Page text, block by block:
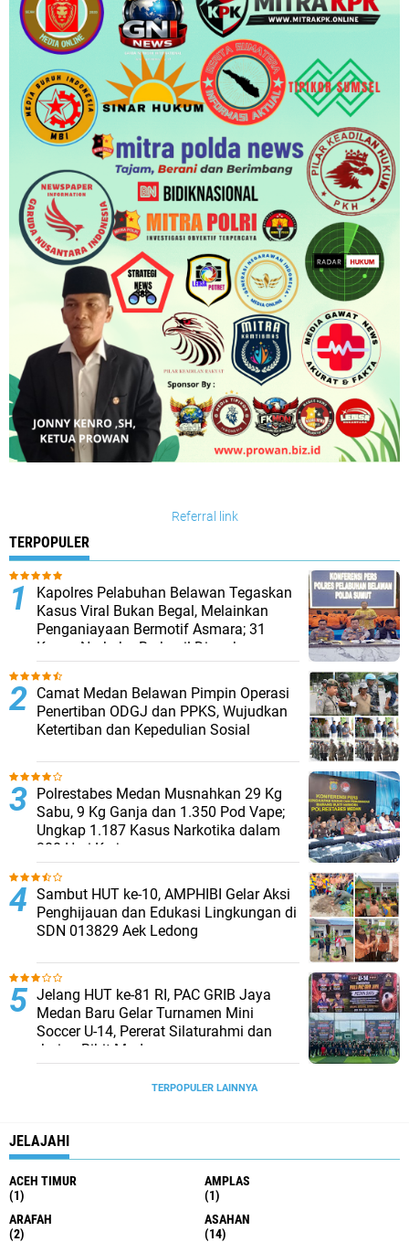
Referral link
TERPOPULER
Kapolres Pelabuhan Belawan Tegaskan
Kasus Viral Bukan Begal, Melainkan
Penganiayaan Bermotif Asmara; 31
Kasus Narkoba Berhasil Diungkap
Camat Medan Belawan Pimpin Operasi
Penertiban ODGJ dan PPKS, Wujudkan
Ketertiban dan Kepedulian Sosial
Polrestabes Medan Musnahkan 29 Kg
Sabu, 9 Kg Ganja dan 1.350 Pod Vape;
Ungkap 1.187 Kasus Narkotika dalam
300 Hari Kerja
Sambut HUT ke-10, AMPHIBI Gelar Aksi
Penghijauan dan Edukasi Lingkungan di
SDN 013829 Aek Ledong
Jelang HUT ke-81 RI, PAC GRIB Jaya
Medan Baru Gelar Turnamen Mini
Soccer U-14, Pererat Silaturahmi dan
Jaring Bibit Muda
TERPOPULER LAINNYA
JELAJAHI
ACEH TIMUR
(1)
AMPLAS
(1)
ARAFAH
(2)
ASAHAN
(14)